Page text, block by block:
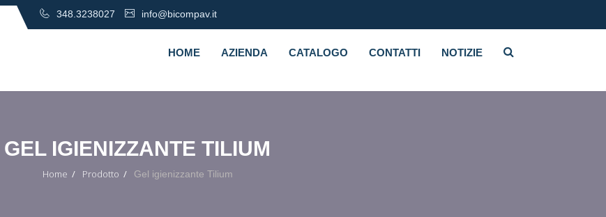
348.3238027 info@bicompav.it
HOME AZIENDA CATALOGO CONTATTI NOTIZIE
GEL IGIENIZZANTE TILIUM
Home Prodotto Gel igienizzante Tilium